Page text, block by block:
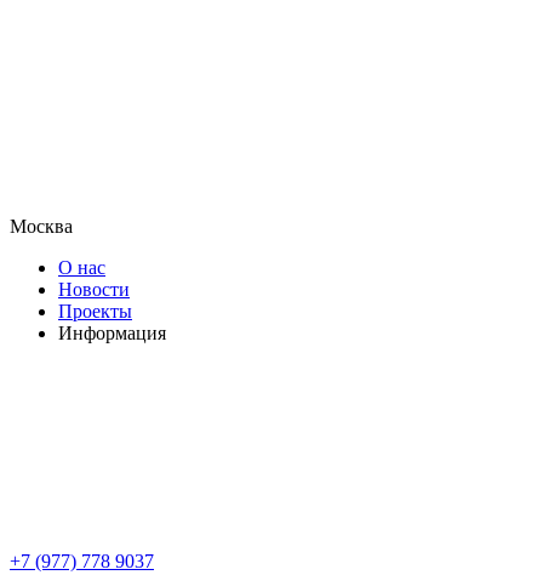
Москва
О нас
Новости
Проекты
Информация
+7 (977) 778 9037